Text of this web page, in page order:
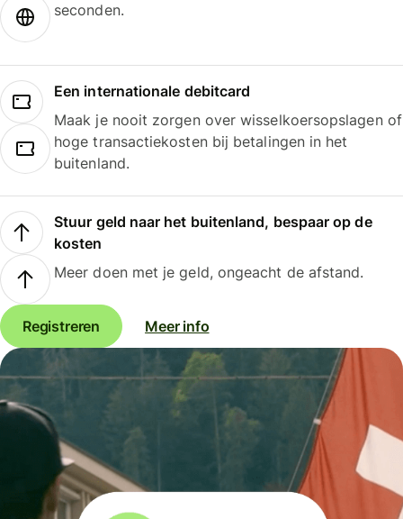
seconden.
Een internationale debitcard
Maak je nooit zorgen over wisselkoersopslagen of
hoge transactiekosten bij betalingen in het
buitenland.
Stuur geld naar het buitenland, bespaar op de
kosten
Meer doen met je geld, ongeacht de afstand.
Registreren Meer info